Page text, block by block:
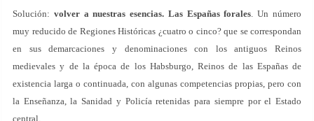
Solución: volver a nuestras esencias. Las Españas forales. Un número
muy reducido de Regiones Históricas ¿cuatro o cinco? que se correspondan
en sus demarcaciones y denominaciones con los antiguos Reinos
medievales y de la época de los Habsburgo, Reinos de las Españas de
existencia larga o continuada, con algunas competencias propias, pero con
la Enseñanza, la Sanidad y Policía retenidas para siempre por el Estado
central.